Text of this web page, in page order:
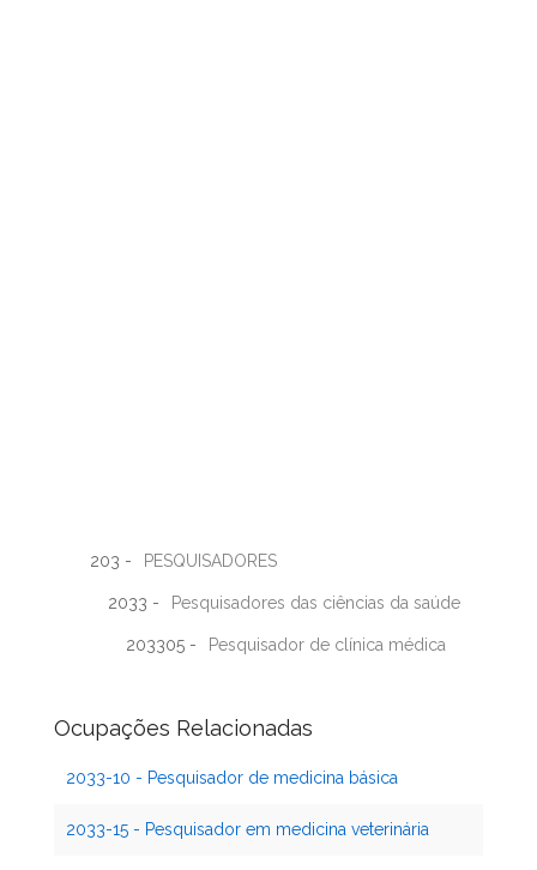
203 - PESQUISADORES
2033 - Pesquisadores das ciências da saúde
203305 - Pesquisador de clínica médica
Ocupações Relacionadas
2033-10 - Pesquisador de medicina básica
2033-15 - Pesquisador em medicina veterinária